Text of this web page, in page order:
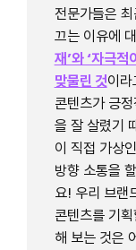
전문가들은
끄는 이유에
재’와 ‘자극
맞물린 것이라
콘텐츠가 긍
을 잘 살렸기
이 직접 가상
방향 소통을
요! 우리 브랜
콘텐츠를 기
해 보는 것은